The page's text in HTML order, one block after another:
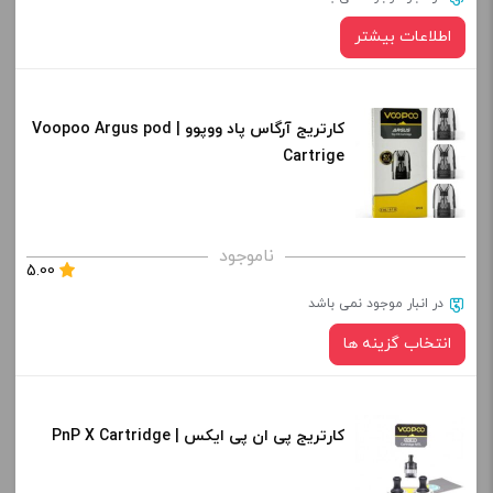
اطلاعات بیشتر
کارتریج آرگاس پاد ووپوو | Voopoo Argus pod
Cartrige
ناموجود
5.00
در انبار موجود نمی باشد
انتخاب گزینه ها
نوع کویل :
کارتریج پی ان پی ایکس | PnP X Cartridge